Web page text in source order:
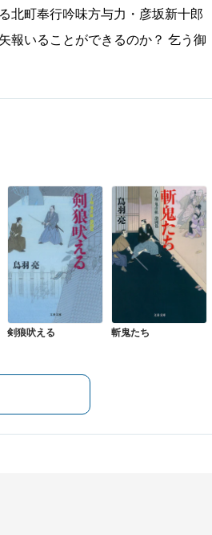
北町奉行吟味方与力・彦坂新十郎
報いることができるのか？ 乞う御
剣狼吠える 斬鬼たち